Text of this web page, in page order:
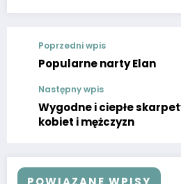
Poprzedni wpis
Popularne narty Elan
Następny wpis
Wygodne i ciepłe
kobiet i mężczyzn